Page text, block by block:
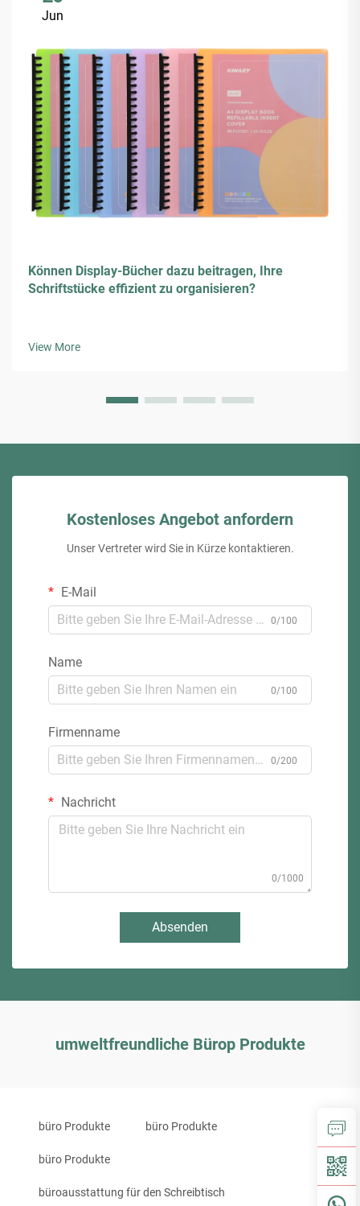
Jun
Können Display-Bücher dazu beitragen, Ihre
Schriftstücke effizient zu organisieren?
View More
Kostenloses Angebot anfordern
Unser Vertreter wird Sie in Kürze kontaktieren.
E-Mail
0/100
Name
0/100
Firmenname
0/200
Nachricht
0/1000
Absenden
umweltfreundliche Bürop Produkte
büro Produkte büro Produkte
büro Produkte
büroausstattung für den Schreibtisch